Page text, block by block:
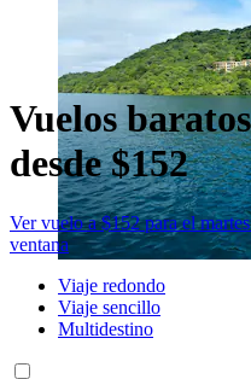
Vuelos
desde $152
Ver vuelo a $152 para el
ventana
Viaje redondo
Viaje sencillo
Multidestino